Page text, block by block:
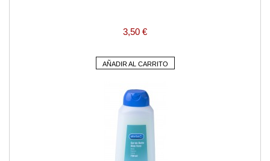
3,50 €
AÑADIR AL CARRITO